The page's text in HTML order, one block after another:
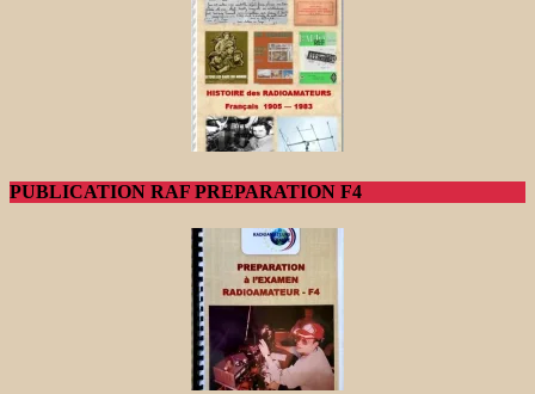
PUBLICATION RAF PREPARATION F4